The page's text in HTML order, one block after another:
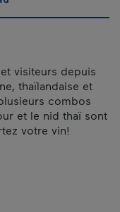
visiteurs depuis
thaïlandaise et
combos
et le nid thaï sont
votre vin!